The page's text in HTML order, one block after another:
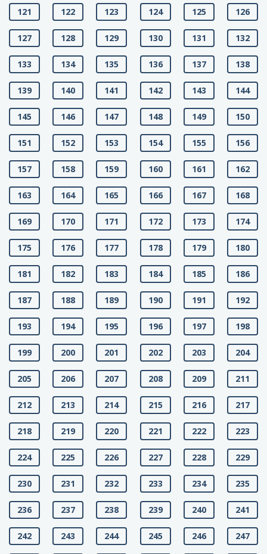
121 122 123 124 125 126
127 128 129 130 131 132
133 134 135 136 137 138
139 140 141 142 143 144
145 146 147 148 149 150
151 152 153 154 155 156
157 158 159 160 161 162
163 164 165 166 167 168
169 170 171 172 173 174
175 176 177 178 179 180
181 182 183 184 185 186
187 188 189 190 191 192
193 194 195 196 197 198
199 200 201 202 203 204
205 206 207 208 209 211
212 213 214 215 216 217
218 219 220 221 222 223
224 225 226 227 228 229
230 231 232 233 234 235
236 237 238 239 240 241
242 243 244 245 246 247